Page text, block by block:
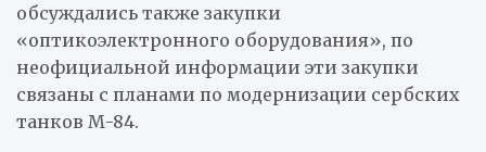
обсуждались также закупки
«оптикоэлектронного оборудования», по
неофициальной информации эти закупки
связаны с планами по модернизации сербских
танков М-84.